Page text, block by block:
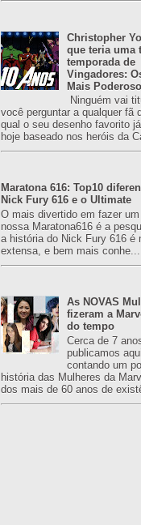
Christopher
que teria uma
temporada de
Vingadores:
Mais
Ninguém vai
você perguntar a qualquer fã
qual o seu desenho favorito
hoje baseado nos heróis da
Maratona 616: Top10
Nick Fury 616 e o Ultimate
O mais divertido em fazer
nossa Maratona616 é a
a história do Nick Fury 616 é
extensa, e bem mais conhe...
As NOVAS
fizeram a
do tempo
Cerca de 7
publicamos
contando um
história das Mulheres da
dos mais de 60 anos de